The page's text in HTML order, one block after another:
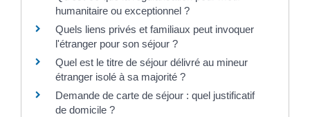
humanitaire ou exceptionnel ?
Quels liens privés et familiaux peut invoquer
l'étranger pour son séjour ?
Quel est le titre de séjour délivré au mineur
étranger isolé à sa majorité ?
Demande de carte de séjour : quel justificatif
de domicile ?